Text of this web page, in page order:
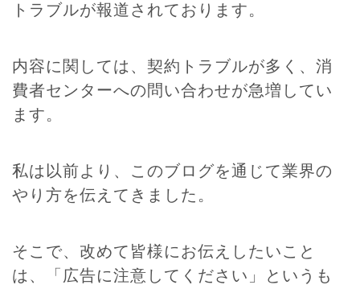
トラブルが報道されております。
内容に関しては、契約トラブルが多く、消
費者センターへの問い合わせが急増してい
ます。
私は以前より、このブログを通じて業界の
やり方を伝えてきました。
そこで、改めて皆様にお伝えしたいこと
は、「広告に注意してください」というも